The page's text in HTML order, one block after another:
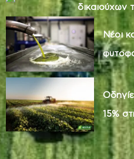
δικαιούχων
Νέοι
15%